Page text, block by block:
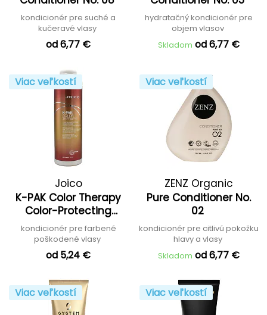
kondicionér pre suché a
kučeravé vlasy
od 6,77 €
hydratačný kondicionér pre
objem vlasov
Skladom od 6,77 €
Viac veľkostí
Joico
K-PAK Color Therapy
Color-Protecting
Conditioner
kondicionér pre farbené
poškodené vlasy
od 5,24 €
Viac veľkostí
ZENZ Organic
Pure Conditioner No.
02
kondicionér pre citlivú pokožku
hlavy a vlasy
Skladom od 6,77 €
Viac veľkostí Viac veľkostí